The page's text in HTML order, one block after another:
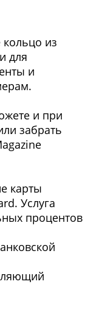
кольцо из
для
и
и при
забрать
карты
Услуга
процентов